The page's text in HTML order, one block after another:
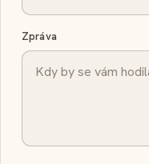
Zpráva